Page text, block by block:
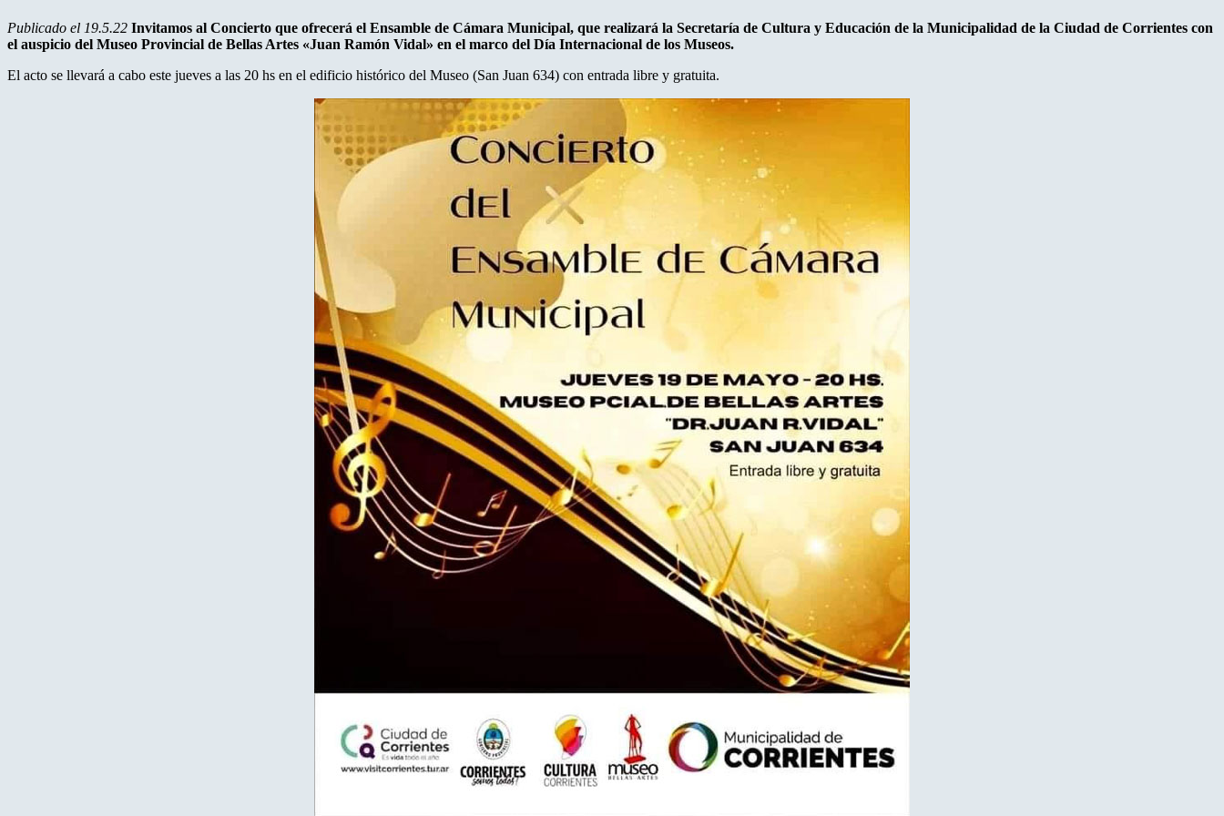
Publicado el 19.5.22 Invitamos al Concierto que ofrecerá el Ensamble de Cámara Municipal, que realizará la Secretaría de Cultura y Educación de la Municipalidad de la Ciudad de Corrientes con
el auspicio del Museo Provincial de Bellas Artes «Juan Ramón Vidal» en el marco del Día Internacional de los Museos.
El acto se llevará a cabo este jueves a las 20 hs en el edificio histórico del Museo (San Juan 634) con entrada libre y gratuita.